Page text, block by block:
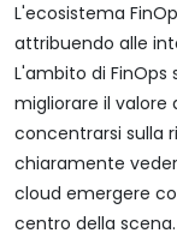
L'ecosistema
attribuendo alle
L'ambito di
migliorare il valore
concentrarsi sulla
chiaramente
cloud emergere
centro della scena.